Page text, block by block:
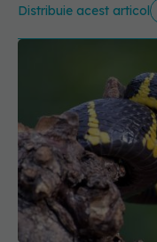
Distribuie acest articol